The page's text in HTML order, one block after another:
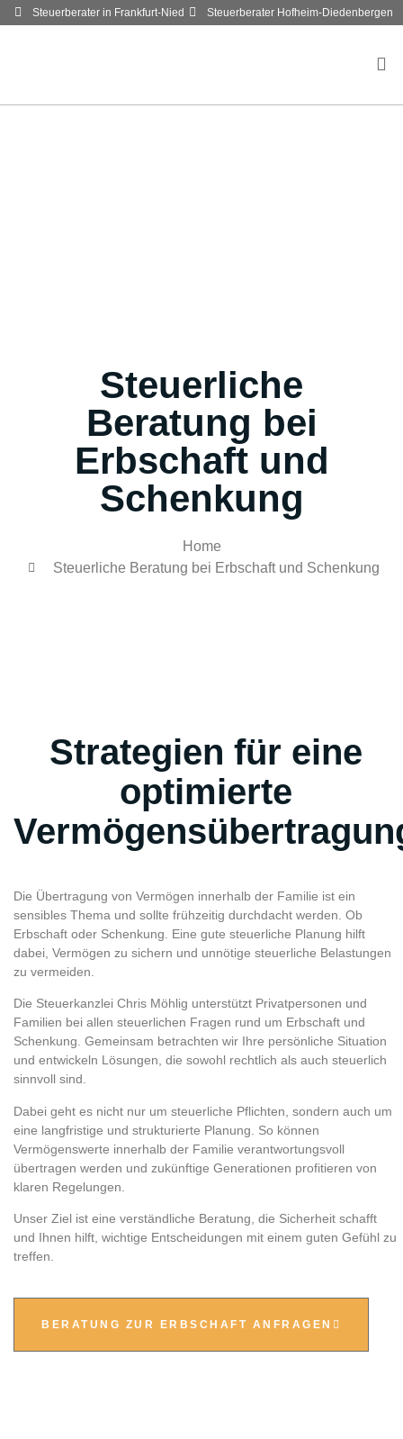
Steuerberater in Frankfurt-Nied Steuerberater Hofheim-Diedenbergen
Steuerliche
Beratung bei
Erbschaft und
Schenkung
Home
Steuerliche Beratung bei Erbschaft und Schenkung
Strategien für eine
optimierte
Die Übertragung von Vermögen innerhalb der Familie ist ein
sensibles Thema und sollte frühzeitig durchdacht werden. Ob
Erbschaft oder Schenkung. Eine gute steuerliche Planung hilft
dabei, Vermögen zu sichern und unnötige steuerliche Belastungen
zu vermeiden.
Die Steuerkanzlei Chris Möhlig unterstützt Privatpersonen und
Familien bei allen steuerlichen Fragen rund um Erbschaft und
Schenkung. Gemeinsam betrachten wir Ihre persönliche Situation
und entwickeln Lösungen, die sowohl rechtlich als auch steuerlich
sinnvoll sind.
Dabei geht es nicht nur um steuerliche Pflichten, sondern auch um
eine langfristige und strukturierte Planung. So können
Vermögenswerte innerhalb der Familie verantwortungsvoll
übertragen werden und zukünftige Generationen profitieren von
klaren Regelungen.
Unser Ziel ist eine verständliche Beratung, die Sicherheit schafft
und Ihnen hilft, wichtige Entscheidungen mit einem guten Gefühl zu
treffen.
BERATUNG ZUR ERBSCHAFT ANFRAGEN